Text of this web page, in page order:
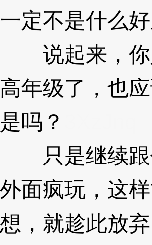
一定不是什么
说起来，你
高年级了，也
是吗？
只是继续跟
外面疯玩，这
想，就趁此放